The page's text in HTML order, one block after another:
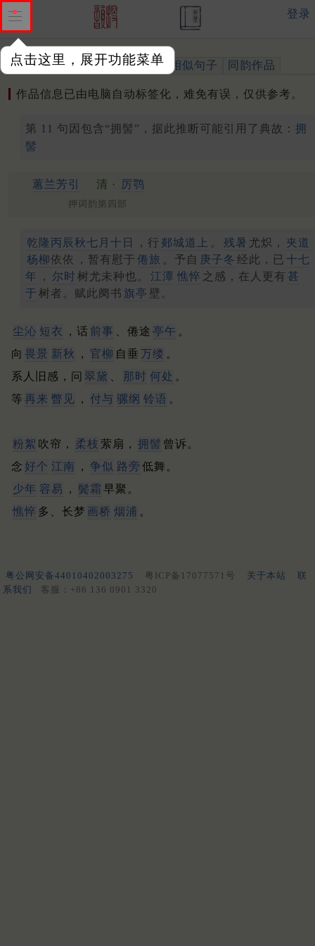
点击这里，展开功能菜单
登录
作品 标注四声 出处、引用 相似句子 同韵作品
作品信息已由电脑自动标签化，难免有误，仅供参考。
第 11 句因包含“拥髻”，据此推断可能引用了典故： 拥
髻
蕙兰芳引 清 · 厉鹗
押词韵第四部
乾隆丙辰秋七月十日 ，行 郯城道上 。 残暑 尤炽，
夹道
杨柳依依 ，暂有慰于 倦旅 。予自 庚子冬 经此，已 十七
年
， 尔时 树尤未种也。 江潭 憔悴 之感，在人更有 甚
于 树者。赋此阕书 旗亭 壁。
尘沁 短衣 ，话前事 、倦途 亭午 。
向 畏景 新秋 ， 官柳 自垂 万缕 。
系人旧感，问 翠黛 那时 何处 。
等 再来 瞥见 ， 付与 骡纲 铃语 。
粉絮 吹帘， 柔枝 萦扇， 拥髻 曾诉。
念 好个 江南 ， 争似 路旁 低舞。
少年 容易 ， 鬓霜 早聚。
憔悴 多、长梦 画桥 烟浦 。
粤公网安备44010402003275 粤ICP备17077571号 关于本站
联
系我们
客服：+86 136 0901 3320